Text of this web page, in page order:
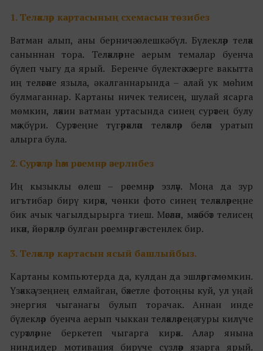
1. Теләкләр картасының схемасын төзибез
Ватман алып, аны берничә өлешкә бүл. Бүлекләр теләк
саныннан тора. Теләкләрне аерым темалар буенча
бүлеп чыгу да ярый. Беренче бүлектә хәзерге вакытта
иң теләгәне языла, ә калганнарында – алай ук мөһим
булмаганнар. Картаны ничек телисең, шулай ясарга
мөмкин, ләкин ватман уртасында синең сурәтең булу
мәҗбүри. Сурәтеңне түгәрәкләп теләкләр белән уратып
алырга була.
2. Сурәтләр һәм рәсемнәр әзерлибез
Иң кызыклы өлеш – рәсемнәр эзләү. Моңа да зур
игътибар бирү кирәк, чөнки фото синең теләкләреңне
бик ачык чагылдырырга тиеш. Мәсәлән, мәхәббәт телисең
икән, йөрәкләр булган рәсемнәргә өстенлек бир.
3. Теләкләр картасын ясый башлыйбыз.
Картаны компьютерда да, кулдан да эшләргә мөмкин.
Үзәккә үзеңнең елмайган, бәхетле фотоңны куй, ул уңай
энергия чыганагы булып торачак. Аннан инде
бүлекләр буенча аерып чыккан теләкләреңә туры килүче
сурәтләрне беркетеп чыгарга кирәк. Алар янына
ниндидер мотивация бирүче сүзләр язарга ярый.